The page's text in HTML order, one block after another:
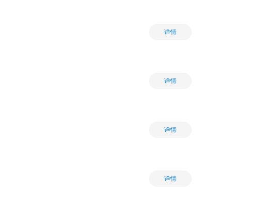
详情
详情
详情
详情